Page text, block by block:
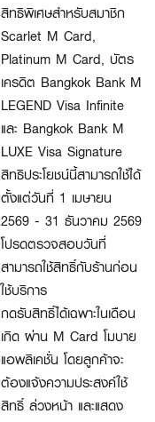
สิทธิพิเศษสำหรับสมาชิก
Scarlet M Card,
Platinum M Card, บัตร
เครดิต Bangkok Bank M
LEGEND Visa Infinite
และ Bangkok Bank M
LUXE Visa Signature
สิทธิประโยชน์นี้สามารถใช้ได้
ตั้งแต่วันที่ 1 เมษายน
2569 - 31 ธันวาคม 2569
โปรดตรวจสอบวันที่
สามารถใช้สิทธิ์กับร้านก่อน
ใช้บริการ
กดรับสิทธิ์ได้เฉพาะในเดือน
เกิด ผ่าน M Card โมบาย
แอพลิเคชั่น โดยลูกค้าจะ
ต้องแจ้งความประสงค์ใช้
สิทธิ์ ล่วงหน้า และแสดง